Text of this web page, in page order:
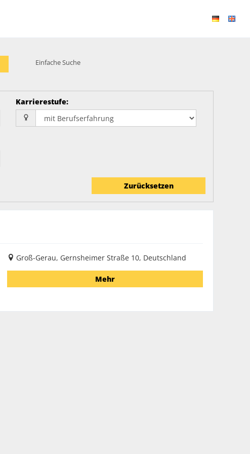
Einfache Suche
Karrierestufe:
Zurücksetzen
Groß-Gerau, Gernsheimer Straße 10, Deutschland
Mehr